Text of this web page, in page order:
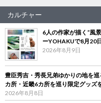
カルチャー
6人の作家が描く“風
ーYOHAKUで8月20
2026年8月9日
豊臣秀吉・秀長兄弟ゆかりの地を
カ所・近畿6カ所を巡り限定グッズ
2026年8月8日